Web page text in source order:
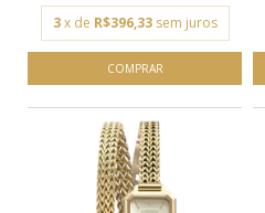
3 x de R$396,33 sem juros